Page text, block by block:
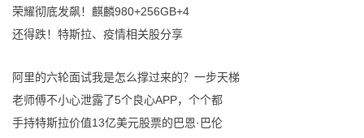
荣耀彻底发飙！麒麟980+256GB+4
还得跌！特斯拉、疫情相关股分享
阿里的六轮面试我是怎么撑过来的？一步天梯
老师傅不小心泄露了5个良心APP，个个都
手持特斯拉价值13亿美元股票的巴恩·巴伦